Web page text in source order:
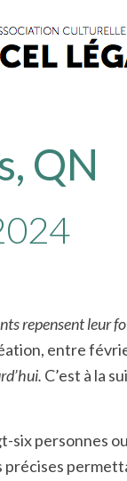
QN
repensent leur
entre
C’est à la
six personnes